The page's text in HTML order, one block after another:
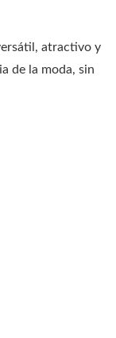
atractivo y
de la moda, sin